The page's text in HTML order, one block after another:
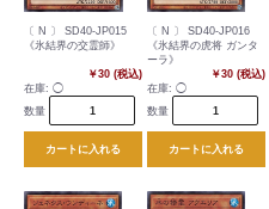
〔 N 〕 SD40-JP015
《氷結界の交霊師》
￥30 (税込)
在庫: ◯
数量
カートに入れる
〔 N 〕 SD40-JP016
《氷結界の虎将 ガンタ
ーラ》
￥30 (税込)
在庫: ◯
数量
カートに入れる